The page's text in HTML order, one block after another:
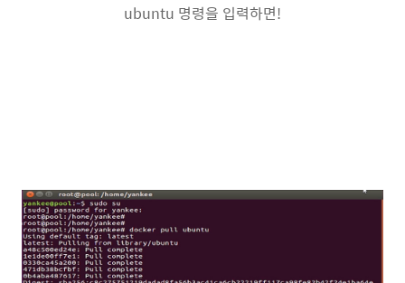
ubuntu 명령을 입력하면!